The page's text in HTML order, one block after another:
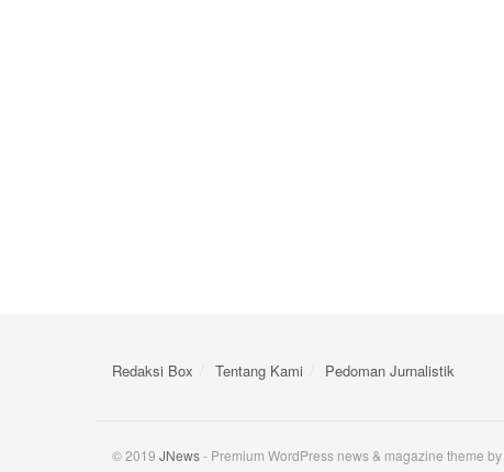
Redaksi Box Tentang Kami Pedoman Jurnalistik
© 2019 JNews- Premium WordPress news & magazine theme by